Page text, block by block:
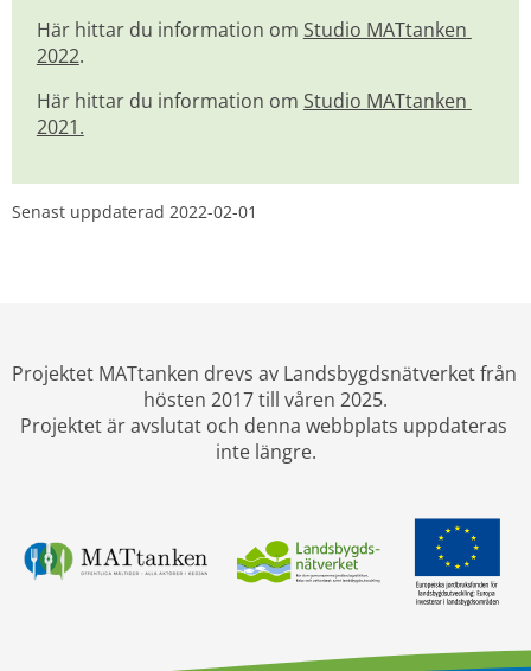
Här hittar du information om Studio MATtanken
2022.
Här hittar du information om Studio MATtanken
2021.
Senast uppdaterad 2022-02-01
Projektet MATtanken drevs av Landsbygdsnätverket från
hösten 2017 till våren 2025.
Projektet är avslutat och denna webbplats uppdateras
inte längre.